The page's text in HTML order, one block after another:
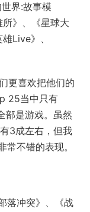
界:故事模
》、《星球大
Live》、
更喜欢把他们的
25当中只有
部是游戏。虽然
3成左右，但我
不错的表现。
落冲突》、《战